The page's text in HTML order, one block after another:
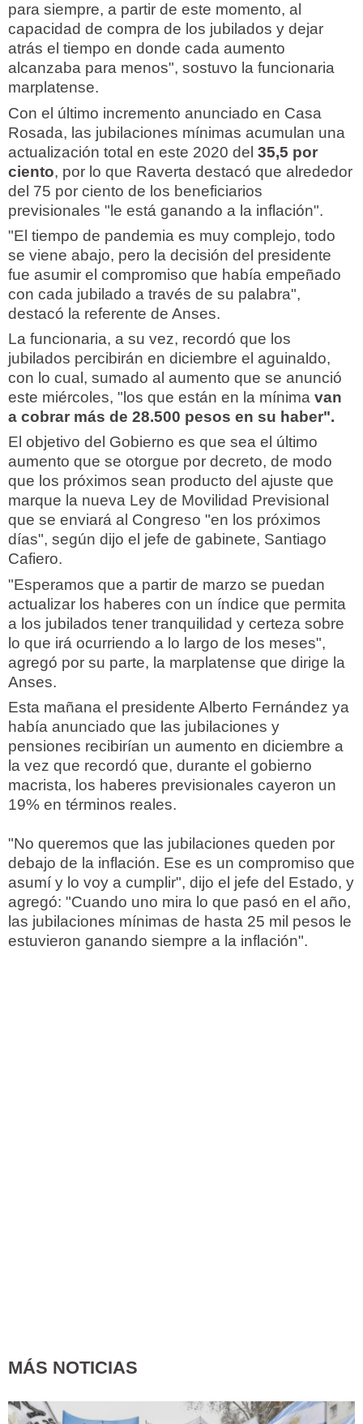
para siempre, a partir de este momento, al
capacidad de compra de los jubilados y dejar
atrás el tiempo en donde cada aumento
alcanzaba para menos", sostuvo la funcionaria
marplatense.
Con el último incremento anunciado en Casa
Rosada, las jubilaciones mínimas acumulan una
actualización total en este 2020 del 35,5 por
ciento, por lo que Raverta destacó que alrededor
del 75 por ciento de los beneficiarios
previsionales "le está ganando a la inflación".
"El tiempo de pandemia es muy complejo, todo
se viene abajo, pero la decisión del presidente
fue asumir el compromiso que había empeñado
con cada jubilado a través de su palabra",
destacó la referente de Anses.
La funcionaria, a su vez, recordó que los
jubilados percibirán en diciembre el aguinaldo,
con lo cual, sumado al aumento que se anunció
este miércoles, "los que están en la mínima van
a cobrar más de 28.500 pesos en su haber".
El objetivo del Gobierno es que sea el último
aumento que se otorgue por decreto, de modo
que los próximos sean producto del ajuste que
marque la nueva Ley de Movilidad Previsional
que se enviará al Congreso "en los próximos
días", según dijo el jefe de gabinete, Santiago
Cafiero.
"Esperamos que a partir de marzo se puedan
actualizar los haberes con un índice que permita
a los jubilados tener tranquilidad y certeza sobre
lo que irá ocurriendo a lo largo de los meses",
agregó por su parte, la marplatense que dirige la
Anses.
Esta mañana el presidente Alberto Fernández ya
había anunciado que las jubilaciones y
pensiones recibirían un aumento en diciembre a
la vez que recordó que, durante el gobierno
macrista, los haberes previsionales cayeron un
19% en términos reales.
"No queremos que las jubilaciones queden por
debajo de la inflación. Ese es un compromiso que
asumí y lo voy a cumplir", dijo el jefe del Estado, y
agregó: "Cuando uno mira lo que pasó en el año,
las jubilaciones mínimas de hasta 25 mil pesos le
estuvieron ganando siempre a la inflación".
MÁS NOTICIAS